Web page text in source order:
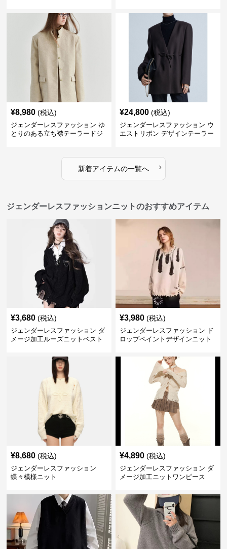
¥8,980 (税込)
ジェンダーレスファッション ゆ
とりのある立ち襟テーラードジ
¥24,800 (税込)
ジェンダーレスファッション ウ
エストリボン デザインテーラー
新着アイテムの一覧へ ›
ジェンダーレスファッションニットのおすすめアイテム
¥3,680 (税込)
ジェンダーレスファッション ダ
メージ加工ルーズニットベスト
¥3,980 (税込)
ジェンダーレスファッション ド
ロップペイントデザインニット
¥8,680 (税込)
ジェンダーレスファッション
蝶々模様ニット
¥4,890 (税込)
ジェンダーレスファッション ダ
メージ加工ニットワンピース